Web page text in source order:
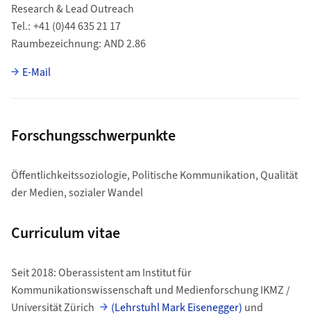
Research & Lead Outreach
Tel. +41 (0)44 635 21 17
Raumbezeichnung AND 2.86
E-Mail
Forschungsschwerpunkte
Öffentlichkeitssoziologie, Politische Kommunikation, Qualität
der Medien, sozialer Wandel
Curriculum vitae
Seit 2018: Oberassistent am Institut für
Kommunikationswissenschaft und Medienforschung IKMZ /
Universität Zürich
(Lehrstuhl Mark Eisenegger) und